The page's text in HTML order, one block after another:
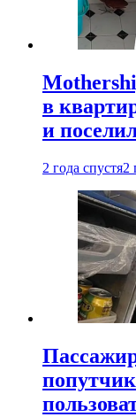
в
и
2 года спустя2